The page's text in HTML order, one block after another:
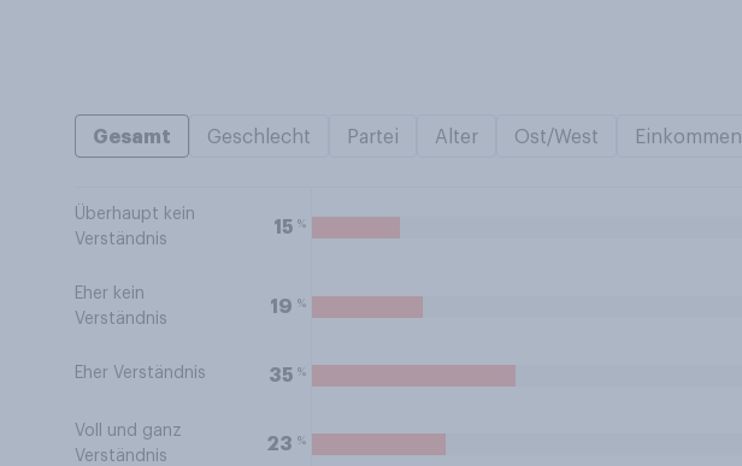
Gesamt Geschlecht Partei Alter Ost/West Einkommen
Überhaupt kein
Verständnis
15 %
Eher kein
Verständnis
19 %
Eher Verständnis 35 %
Voll und ganz
Verständnis
23 %